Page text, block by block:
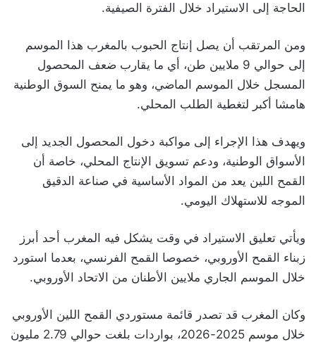
الحاجة إلى الاستيراد خلال الفترة الصيفية.
ومن المرتقب أن يصل إنتاج الحبوب بالمغرب هذا الموسم
إلى حوالي 9 ملايين طن، أي ما يقارب ضعف المحصول
المسجل خلال الموسم الماضي، وهو ما يمنح السوق الوطنية
هامشا أكبر لتغطية الطلب المحلي.
ويهدف هذا الإجراء إلى مواكبة دخول المحصول الجديد إلى
الأسواق الوطنية، ودعم تسويق الإنتاج المحلي، خاصة أن
القمح اللين يعد من المواد الأساسية في صناعة الدقيق
الموجه للاستهلاك اليومي.
ويأتي تعليق الاستيراد في وقت يشكل فيه المغرب أحد أبرز
زبناء القمح الأوروبي، خصوصا القمح الفرنسي، بعدما استورد
خلال الموسم الجاري ملايين الأطنان من الاتحاد الأوروبي.
وكان المغرب قد تصدر قائمة مستوردي القمح اللين الأوروبي
خلال موسم 2025-2026، بواردات بلغت حوالي 2.79 مليون